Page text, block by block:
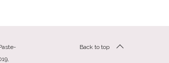
Back to top